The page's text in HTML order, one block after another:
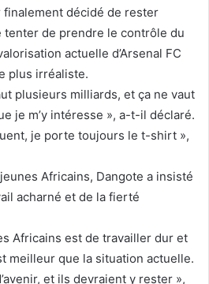
finalement décidé de rester
de prendre le contrôle du
actuelle d’Arsenal FC
plus irréaliste.
plusieurs milliards, et ça ne vaut
je m’y intéresse », a-t-il déclaré.
je porte toujours le t-shirt »,
Africains, Dangote a insisté
acharné et de la fierté
Africains est de travailler dur et
meilleur que la situation actuelle.
et ils devraient y rester »,